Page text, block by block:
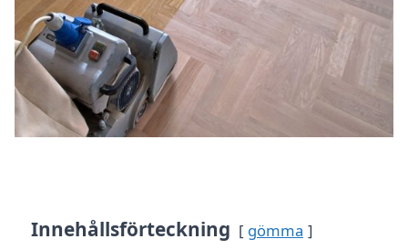
Innehållsförteckning gömma